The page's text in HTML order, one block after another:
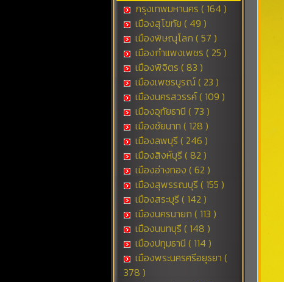
กรุงเทพมหานคร ( 164 )
เมืองสุโขทัย ( 49 )
เมืองพิษณุโลก ( 57 )
เมืองกำแพงเพชร ( 25 )
เมืองพิจิตร ( 83 )
เมืองเพชรบูรณ์ ( 23 )
เมืองนครสวรรค์ ( 109 )
เมืองอุทัยธานี ( 73 )
เมืองชัยนาท ( 128 )
เมืองลพบุรี ( 246 )
เมืองสิงห์บุรี ( 82 )
เมืองอ่างทอง ( 62 )
เมืองสุพรรณบุรี ( 155 )
เมืองสระบุรี ( 142 )
เมืองนครนายก ( 113 )
เมืองนนทบุรี ( 148 )
เมืองปทุมธานี ( 114 )
เมืองพระนครศรีอยุธยา (
378 )